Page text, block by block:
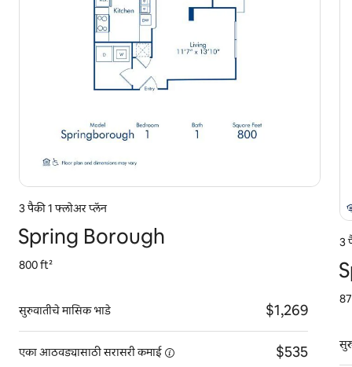
3 पैकी 1 फ्लोअर प्लॅन
Spring Borough
800 ft²
सुरुवातीचे मासिक भाडे $1,269
एका आठवड्यासाठी सरासरीकमाई $535
3